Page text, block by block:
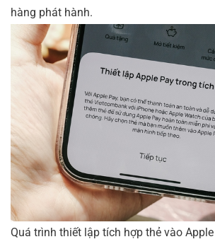
hàng phát hành.
Quá trình thiết lập tích hợp thẻ vào